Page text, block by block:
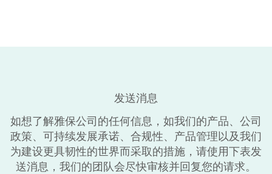
发送消息
如想了解雅保公司的任何信息，如我们的产品、公司
政策、可持续发展承诺、合规性、产品管理以及我们
为建设更具韧性的世界而采取的措施，请使用下表发
送消息，我们的团队会尽快审核并回复您的请求。